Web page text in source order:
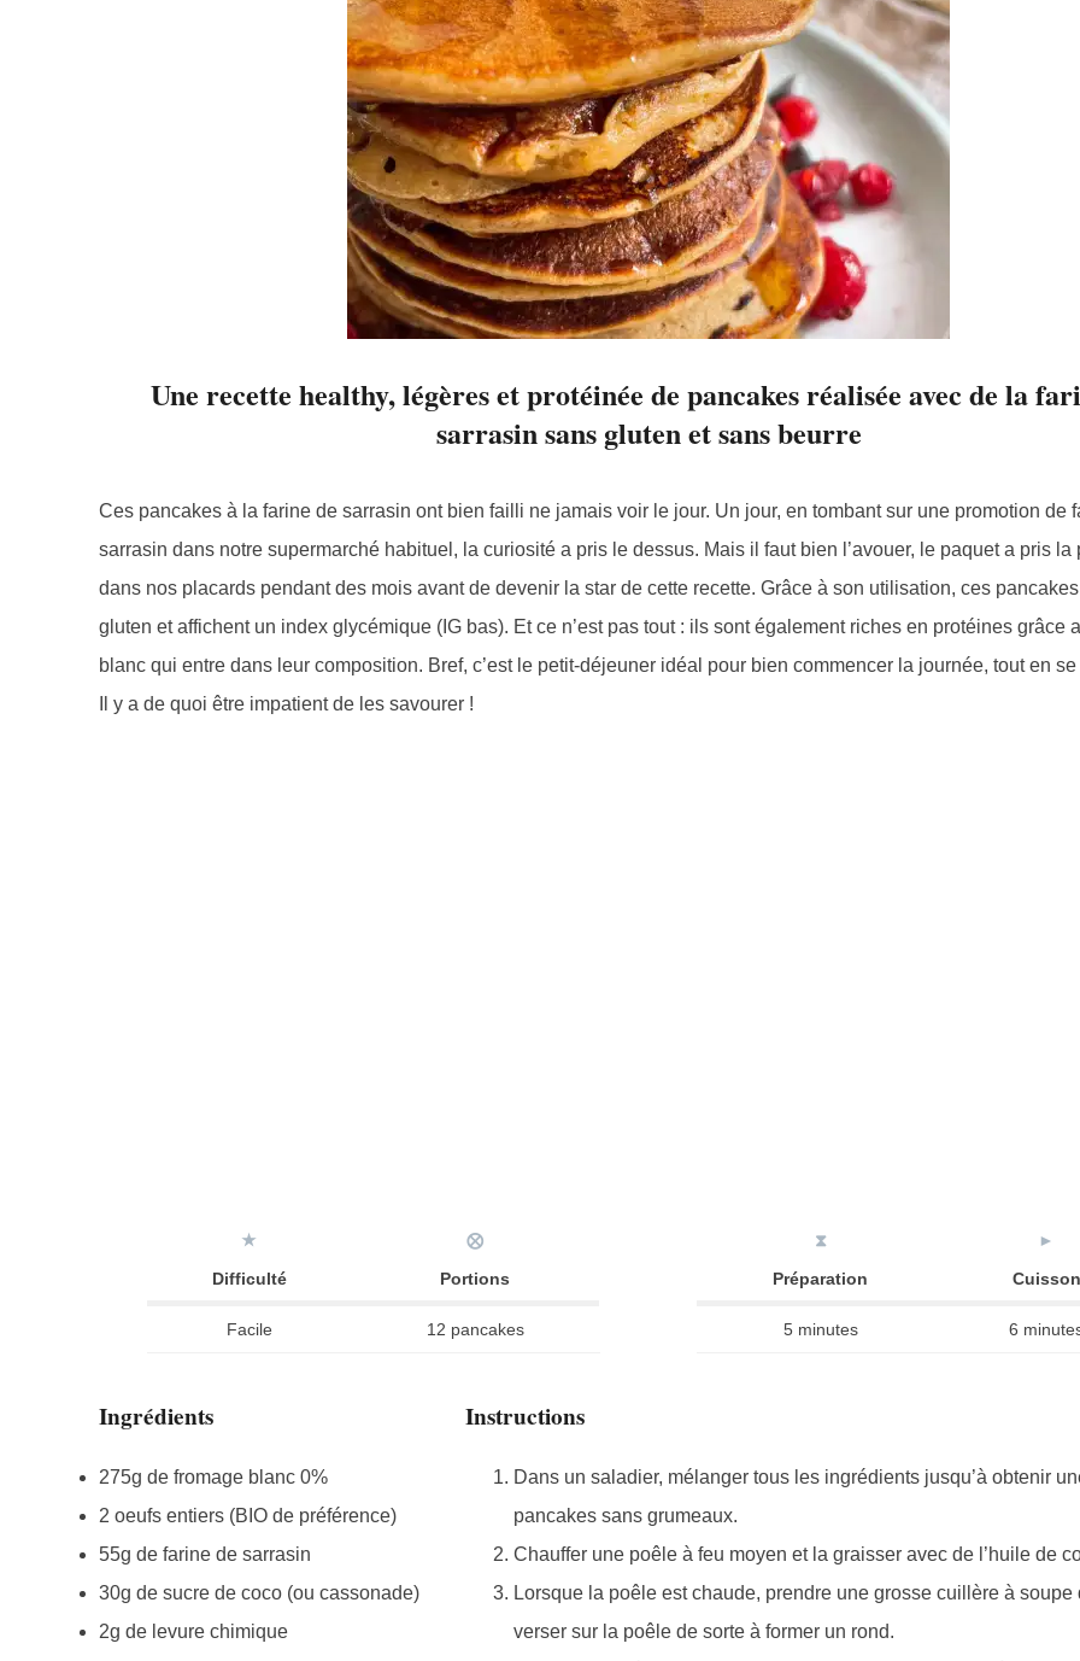
Une recette healthy, légères et protéinée de pancakes réalisée avec de la
sarrasin sans gluten et sans beurre
Ces pancakes à la farine de sarrasin ont bien failli ne jamais voir le jour. Un jour, en tombant sur une promotion de
sarrasin dans notre supermarché habituel, la curiosité a pris le dessus. Mais il faut bien l’avouer, le paquet a pris la
dans nos placards pendant des mois avant de devenir la star de cette recette. Grâce à son utilisation, ces
gluten et affichent un index glycémique (IG bas). Et ce n’est pas tout : ils sont également riches en protéines grâce
blanc qui entre dans leur composition. Bref, c’est le petit-déjeuner idéal pour bien commencer la journée, tout en
Il y a de quoi être impatient de les savourer !
★
Difficulté
⨂
Portions
Facile 12 pancakes
⧗
Préparation
►
Cuisson
5 minutes 6
Ingrédients
275g de fromage blanc 0%
2 oeufs entiers (BIO de préférence)
55g de farine de sarrasin
30g de sucre de coco (ou cassonade)
2g de levure chimique
Instructions
Dans un saladier, mélanger tous les ingrédients jusqu’à obtenir
pancakes sans grumeaux.
Chauffer une poêle à feu moyen et la graisser avec de l’huile de
Lorsque la poêle est chaude, prendre une grosse cuillère à soupe
verser sur la poêle de sorte à former un rond.